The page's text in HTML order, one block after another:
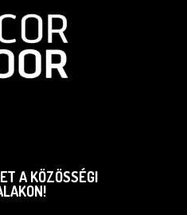
A KÖZÖSSÉGI